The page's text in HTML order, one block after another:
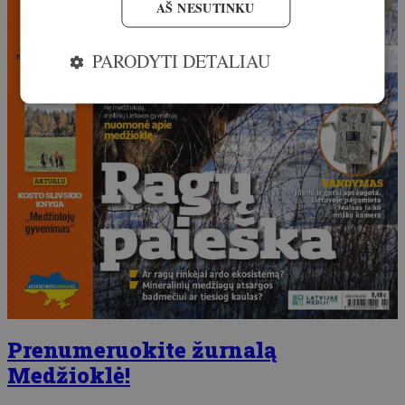
Prenumeruokite žurnalą
Medžioklė!
AŠ NESUTINKU
PARODYTI DETALIAU